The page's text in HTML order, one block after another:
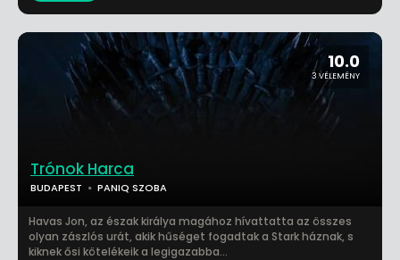
10.0
3 VÉLEMÉNY
Trónok Harca
BUDAPEST PANIQ SZOBA
Havas Jon, az észak királya magához hívattatta az összes
olyan zászlós urát, akik hűséget fogadtak a Stark háznak, s
kiknek ősi kötelékeik a legigazabba...